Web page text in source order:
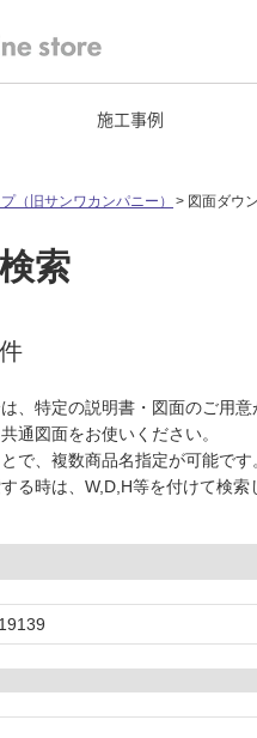
施工事例
（旧サンワカンパニー） 図面ダウ
索
、特定の説明書・図面のご用意
通図面をお使いください。
で、複数商品名指定が可能です
る時は、W,D,H等を付けて検索